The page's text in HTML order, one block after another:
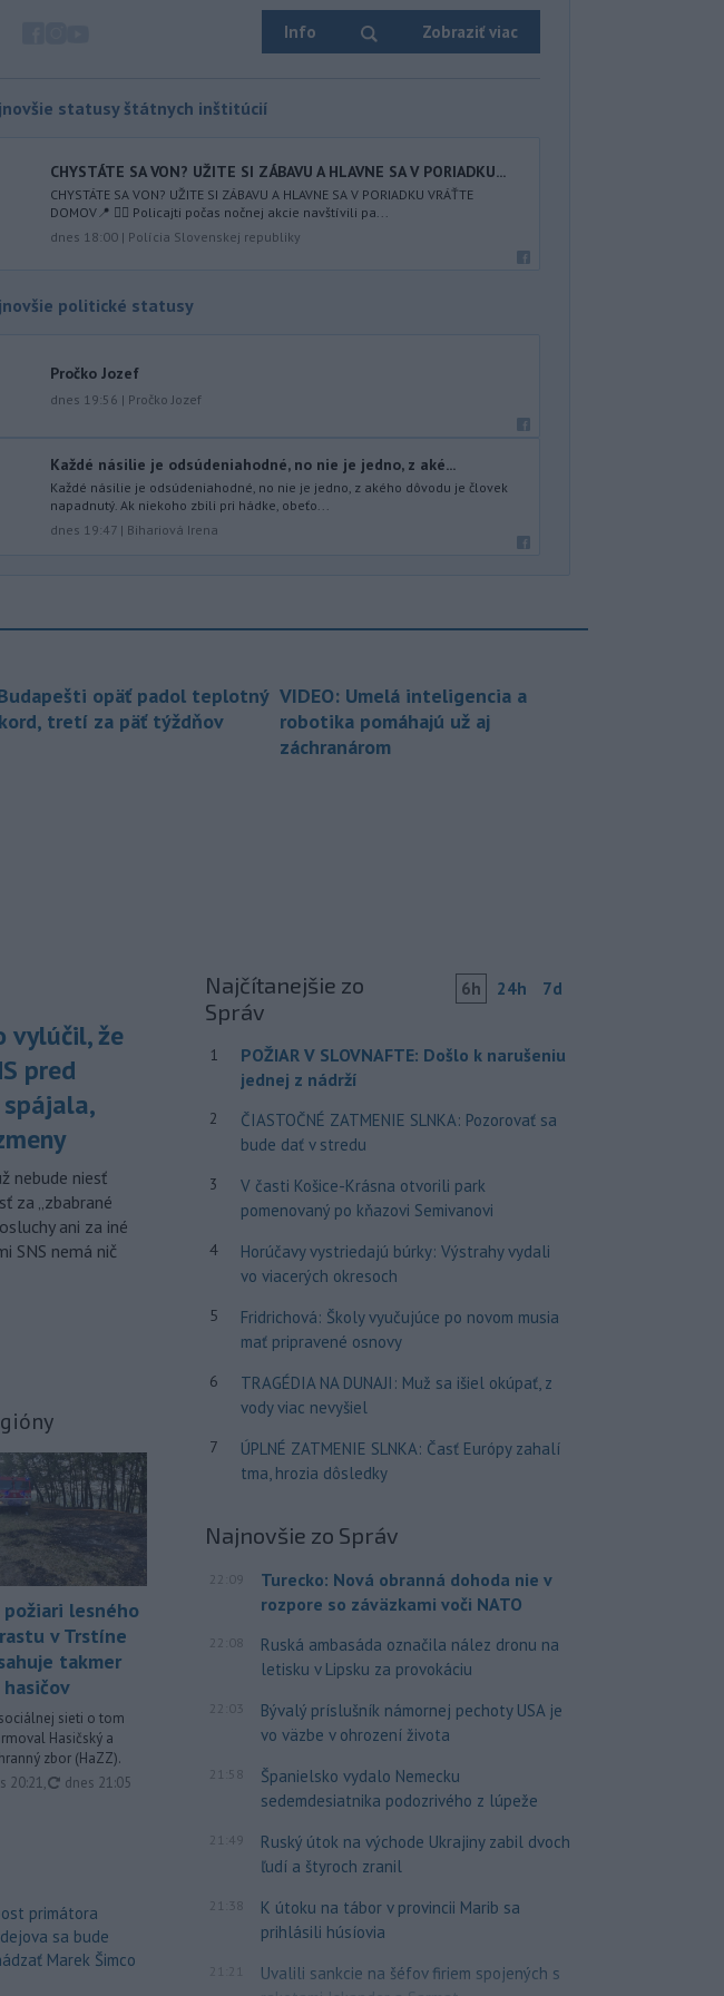
búrky vo štvrtok
Rakúska povodne a
okresoch stredného a
vnútra (MV) SR
radarových zariadení, ktoré
prevádzke.
pretrvávajúce sucho,
premávky bude z
hudobného festivalu
na starom letisku v
komorného
v Martine Helena
diaľničná
(NDS) ukončila výmenu
ktorý je súčasťou
diaľnice D2.
Info Zobraziť viac
statusy štátnych inštitúcií
CHYSTÁTE SA VON? UŽITE SI ZÁBAVU A HLAVNE SA V PORIADKU...
CHYSTÁTE SA VON? UŽITE SI ZÁBAVU A HLAVNE SA V PORIADKU VRÁŤTE
DOMOV📍 👮‍♂️ Policajti počas nočnej akcie navštívili pa...
dnes 18:00 | Polícia Slovenskej republiky
politické statusy
Pročko Jozef
dnes 19:56 | Pročko Jozef
Každé násilie je odsúdeniahodné, no nie je jedno, z aké...
Každé násilie je odsúdeniahodné, no nie je jedno, z akého dôvodu je človek
napadnutý. Ak niekoho zbili pri hádke, obeťo...
dnes 19:47 | Bihariová Irena
opäť padol teplotný
tretí za päť týždňov
VIDEO: Umelá inteligencia a
robotika pomáhajú už aj
záchranárom
vylúčil, že
pred
nebude niesť
za „zbabrané
ani za iné
SNS nemá nič
požiari lesného
v Trstíne
takmer
sieti o tom
Hasičský a
zbor (HaZZ).
20:21, aktualizované
dnes 21:05
primátora
sa bude
Marek Šimco
Najčítanejšie zo
Správ
6h 24h 7d
1
POŽIAR V SLOVNAFTE: Došlo k narušeniu
jednej z nádrží
2
ČIASTOČNÉ ZATMENIE SLNKA: Pozorovať sa
bude dať v stredu
3
V časti Košice-Krásna otvorili park
pomenovaný po kňazovi Semivanovi
4
Horúčavy vystriedajú búrky: Výstrahy vydali
vo viacerých okresoch
5
Fridrichová: Školy vyučujúce po novom musia
mať pripravené osnovy
6
TRAGÉDIA NA DUNAJI: Muž sa išiel okúpať, z
vody viac nevyšiel
7
ÚPLNÉ ZATMENIE SLNKA: Časť Európy zahalí
tma, hrozia dôsledky
Najnovšie zo Správ
22:09
Turecko: Nová obranná dohoda nie v
rozpore so záväzkami voči NATO
22:08
Ruská ambasáda označila nález dronu na
letisku v Lipsku za provokáciu
22:03
Bývalý príslušník námornej pechoty USA je
vo väzbe v ohrození života
21:58
Španielsko vydalo Nemecku
sedemdesiatnika podozrivého z lúpeže
21:49
Ruský útok na východe Ukrajiny zabil dvoch
ľudí a štyroch zranil
21:38
K útoku na tábor v provincii Marib sa
prihlásili húsíovia
Uvalili sankcie na šéfov firiem spojených s